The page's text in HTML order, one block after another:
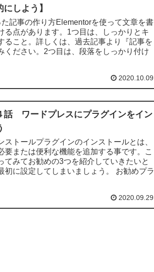
しよう】
記事の作り方Elementorを使って文章を書
る点があります。1つ目は、しっかりとキ
ること。詳しくは、過去記事より『記事を
ください。2つ目は、段落をしっかり付け
2020.10.09
話 ワードプレスにプラグインをイン
ストールプラグインのインストールとは、
要または便利な機能を追加する事です。こ
てみてお勧めの3つを紹介していきたいと
初に設定してしまいましょう。 お勧めプラ
2020.09.29